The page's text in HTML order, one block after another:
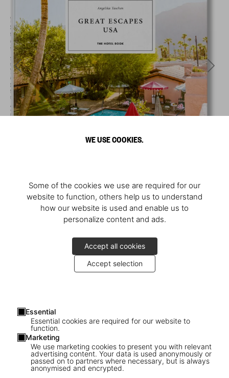
WE USE COOKIES.
Some of the cookies we use are required for our
website to function, others help us to understand
how our website is used and enable us to
personalize content and ads.
Accept all cookies
Accept selection
Essential
Essential cookies are required for our website to
function.
Marketing
We use marketing cookies to present you with relevant
advertising content. Your data is used anonymously or
passed on to partners where necessary, but is always
anonymised and encrypted.
1/ 10